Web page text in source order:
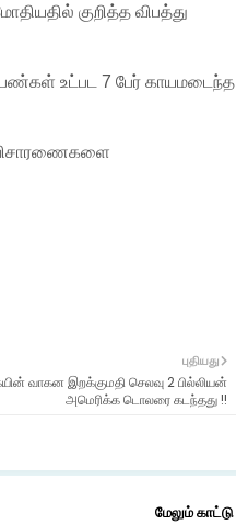
குறித்த விபத்து
உட்பட 7 பேர் காயமடைந்த
விசாரணைகளை
புதியது
வாகன இறக்குமதி செலவு 2 பில்லியன்
அமெரிக்க டொலரை கடந்தது !!
மேலும் காட்டு